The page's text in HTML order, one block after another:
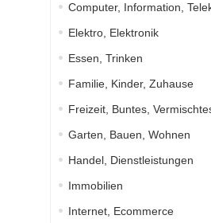
Computer, Information,
Elektro, Elektronik
Essen, Trinken
Familie, Kinder, Zuhause
Freizeit, Buntes,
Garten, Bauen, Wohnen
Handel, Dienstleistungen
Immobilien
Internet, Ecommerce